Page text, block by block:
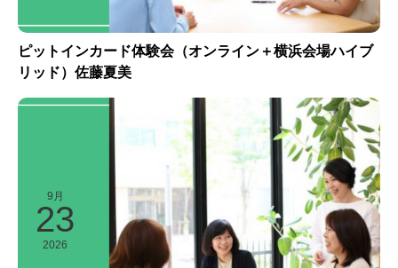
ピットインカード体験会（オンライン＋横浜会場ハイブ
リッド）佐藤夏美
9月
23
2026